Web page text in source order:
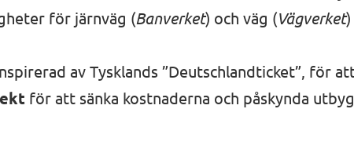
för järnväg (Banverket) och väg (Vägverket
av Tysklands ”Deutschlandticket”, för
för att sänka kostnaderna och påskynda